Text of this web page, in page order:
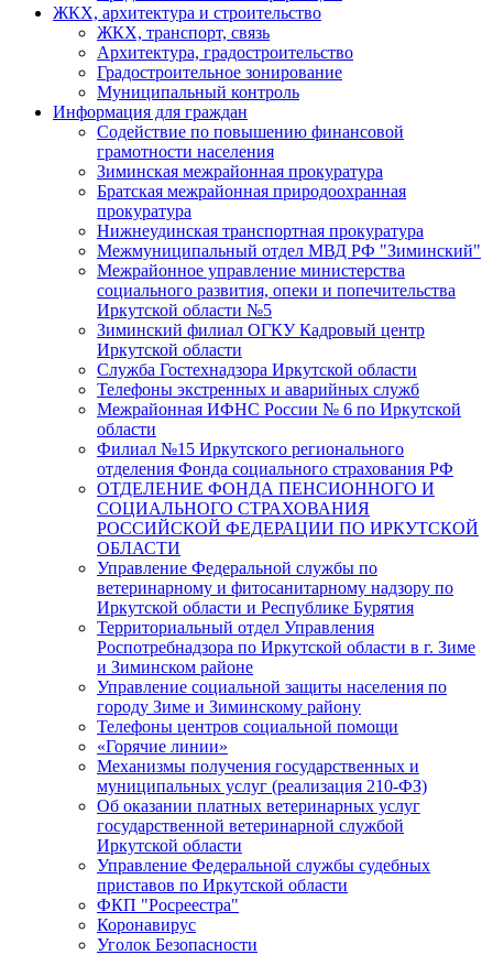
ЖКХ, архитектура и строительство
ЖКХ, транспорт, связь
Архитектура, градостроительство
Градостроительное зонирование
Муниципальный контроль
Информация для граждан
Содействие по повышению финансовой
грамотности населения
Зиминская межрайонная прокуратура
Братская межрайонная природоохранная
прокуратура
Нижнеудинская транспортная прокуратура
Межмуниципальный отдел МВД РФ "Зиминский"
Межрайонное управление министерства
социального развития, опеки и попечительства
Иркутской области №5
Зиминский филиал ОГКУ Кадровый центр
Иркутской области
Служба Гостехнадзора Иркутской области
Телефоны экстренных и аварийных служб
Межрайонная ИФНС России № 6 по Иркутской
области
Филиал №15 Иркутского регионального
отделения Фонда социального страхования РФ
ОТДЕЛЕНИЕ ФОНДА ПЕНСИОННОГО И
СОЦИАЛЬНОГО СТРАХОВАНИЯ
РОССИЙСКОЙ ФЕДЕРАЦИИ ПО ИРКУТСКОЙ
ОБЛАСТИ
Управление Федеральной службы по
ветеринарному и фитосанитарному надзору по
Иркутской области и Республике Бурятия
Территориальный отдел Управления
Роспотребнадзора по Иркутской области в г. Зиме
и Зиминском районе
Управление социальной защиты населения по
городу Зиме и Зиминскому району
Телефоны центров социальной помощи
«Горячие линии»
Механизмы получения государственных и
муниципальных услуг (реализация 210-ФЗ)
Об оказании платных ветеринарных услуг
государственной ветеринарной службой
Иркутской области
Управление Федеральной службы судебных
приставов по Иркутской области
ФКП "Росреестра"
Коронавирус
Уголок Безопасности